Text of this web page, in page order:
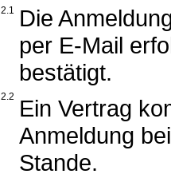
2.1
Die
per E-Mail
bestätigt.
2.2
Ein Vertrag
Anmeldung
Stande.